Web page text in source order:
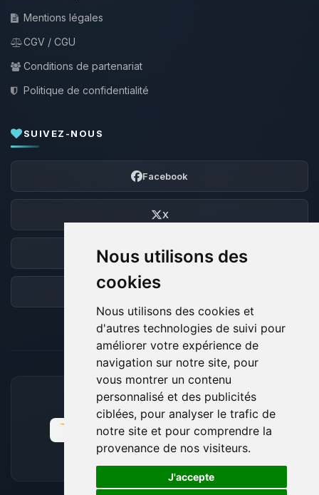
Nous utilisons des
cookies
Nous utilisons des cookies et
d'autres technologies de suivi pour
améliorer votre expérience de
navigation sur notre site, pour
vous montrer un contenu
personnalisé et des publicités
ciblées, pour analyser le trafic de
notre site et pour comprendre la
provenance de nos visiteurs.
J'accepte
Mentions légales
CGV / CGU
Conditions de partenariat
Politique de confidentialité
SUIVEZ-NOUS
Facebook
X
Discord
Forum
MOYENS DE PAIEMENT ACCEPTÉS
🍪